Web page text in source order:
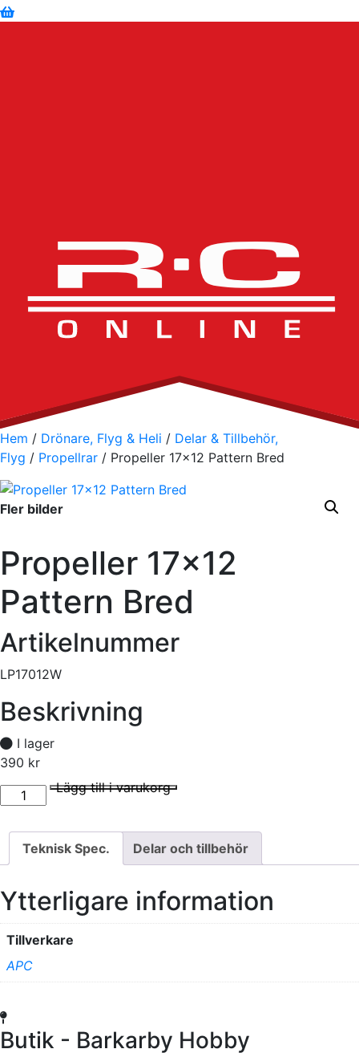
Hem / Drönare, Flyg & Heli / Delar & Tillbehör,
Flyg / Propellrar / Propeller 17×12 Pattern Bred
Fler bilder
Propeller 17×12
Pattern Bred
Artikelnummer
LP17012W
Beskrivning
I lager
390 kr
I lager
Propeller 17x12 Pattern Bred mängd Lägg till i varukorg
Teknisk Spec. Delar och tillbehör
Ytterligare information
Tillverkare
APC
Butik - Barkarby Hobby